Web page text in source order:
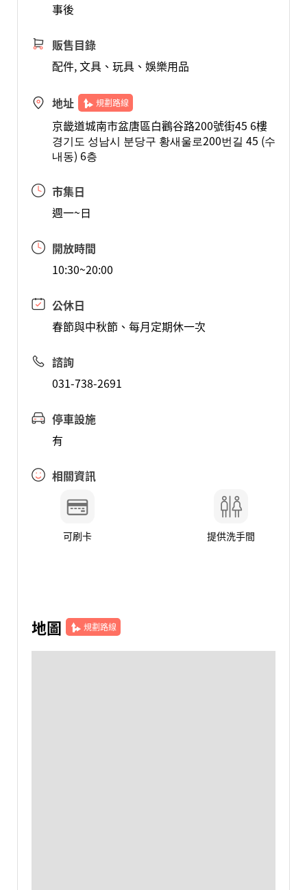
事後
販售目錄
配件, 文具、玩具、娛樂用品
地址 規劃路線
京畿道城南市盆唐區白鸛谷路200號街45 6樓
경기도 성남시 분당구 황새울로200번길 45 (수
내동) 6층
市集日
週一~日
開放時間
10:30~20:00
公休日
春節與中秋節、每月定期休一次
諮詢
031-738-2691
停車設施
有
相關資訊
可刷卡 提供洗手間
地圖 規劃路線